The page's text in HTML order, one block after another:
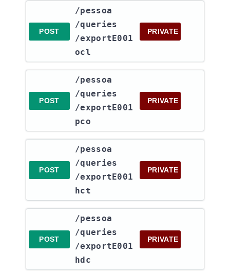
POST
​/pessoa​
/queries​
/exportE001
ocl
PRIVATE
POST
​/pessoa​
/queries​
/exportE001
pco
PRIVATE
POST
​/pessoa​
/queries​
/exportE001
hct
PRIVATE
POST
​/pessoa​
/queries​
/exportE001
hdc
PRIVATE